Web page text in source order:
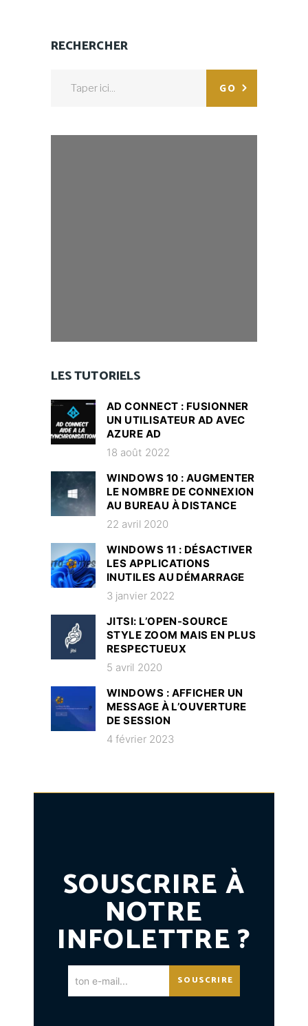
RECHERCHER
GO
LES TUTORIELS
AD CONNECT : FUSIONNER
UN UTILISATEUR AD AVEC
AZURE AD
18 août 2022
WINDOWS 10 : AUGMENTER
LE NOMBRE DE CONNEXION
AU BUREAU À DISTANCE
22 avril 2020
WINDOWS 11 : DÉSACTIVER
LES APPLICATIONS
INUTILES AU DÉMARRAGE
3 janvier 2022
JITSI: L’OPEN-SOURCE
STYLE ZOOM MAIS EN PLUS
RESPECTUEUX
5 avril 2020
WINDOWS : AFFICHER UN
MESSAGE À L’OUVERTURE
DE SESSION
4 février 2023
SOUSCRIRE À
NOTRE
INFOLETTRE ?
SOUSCRIRE